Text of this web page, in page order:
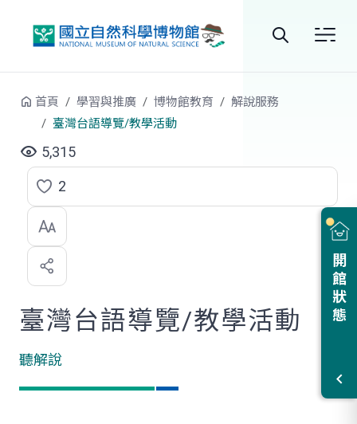
站
開館狀態
首頁 學習與推廣 博物館教育
解說服務
臺灣台語導覽/教學活動
5,315
點
選
喜
歡
2
臺灣台語導覽/教學活動
聽解說